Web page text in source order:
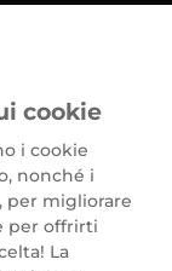
cookie
i cookie
nonché i
per migliorare
per offrirti
La